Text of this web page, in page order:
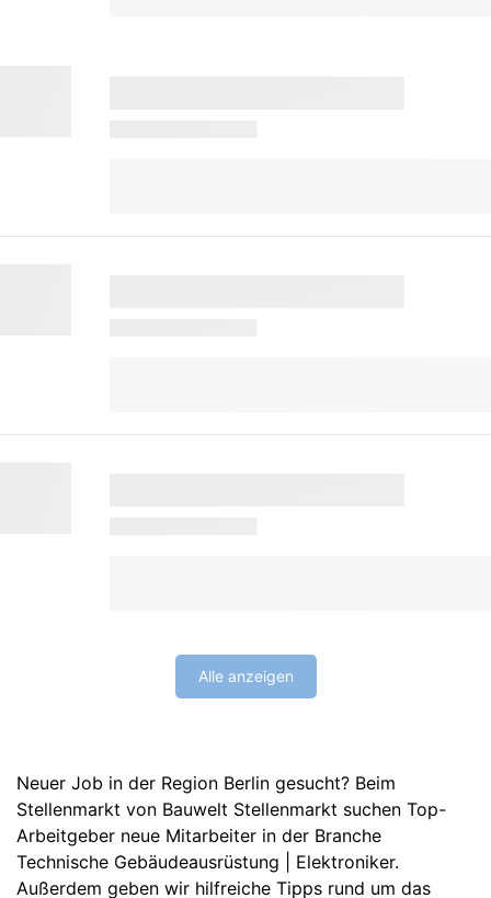
Alle anzeigen
Neuer Job in der Region Berlin gesucht? Beim
Stellenmarkt von Bauwelt Stellenmarkt suchen Top-
Arbeitgeber neue Mitarbeiter in der Branche
Technische Gebäudeausrüstung | Elektroniker.
Außerdem geben wir hilfreiche Tipps rund um das